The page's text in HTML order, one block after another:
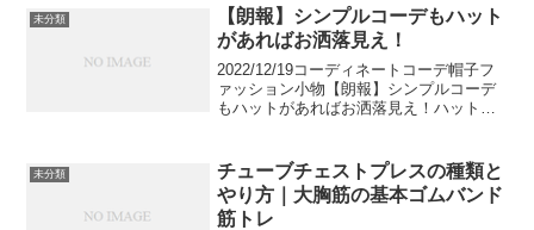
ら広背筋まで効く場所が変化する、少し
特徴のあるトレ...
未分類
【朗報】シンプルコーデもハット
があればお洒落見え！
2022/12/19コーディネートコーデ帽子フ
ァッション小物【朗報】シンプルコーデ
もハットがあればお洒落見え！ハットは
は、ハットの魅力と持っておくべきおす
すめアイテムに...
未分類
チューブチェストプレスの種類と
やり方｜大胸筋の基本ゴムバンド
筋トレ